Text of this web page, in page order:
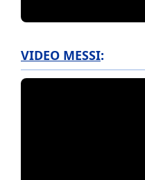
VIDEO MESSI: